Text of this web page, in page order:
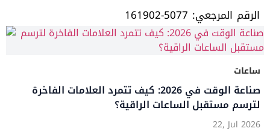
ساعات
صناعة الوقت في 2026: كيف تتمرد العلامات الفاخرة
لترسم مستقبل الساعات الراقية؟
22, Jul 2026